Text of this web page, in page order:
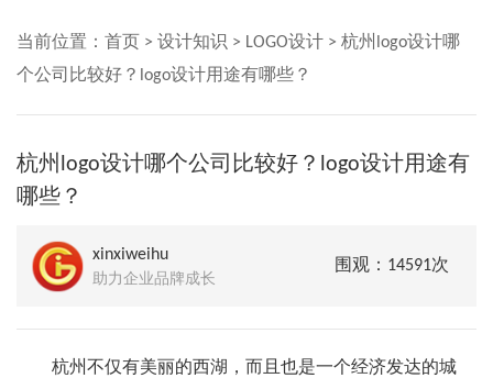
当前位置： 首页 > 设计知识 > LOGO设计 > 杭州logo设计哪
个公司比较好？logo设计用途有哪些？
杭州logo设计哪个公司比较好？logo设计用途有
哪些？
xinxiweihu
助力企业品牌成长
围观：14591次
杭州不仅有美丽的西湖，而且也是一个经济发达的城